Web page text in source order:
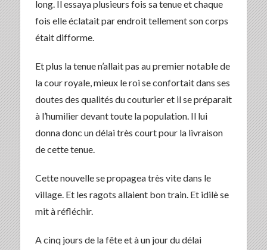
long. Il essaya plusieurs fois sa tenue et chaque
fois elle éclatait par endroit tellement son corps
était difforme.
Et plus la tenue n’allait pas au premier notable de
la cour royale, mieux le roi se confortait dans ses
doutes des qualités du couturier et il se préparait
à l’humilier devant toute la population. Il lui
donna donc un délai très court pour la livraison
de cette tenue.
Cette nouvelle se propagea très vite dans le
village. Et les ragots allaient bon train. Et idilè se
mit à réfléchir.
A cinq jours de la fête et à un jour du délai